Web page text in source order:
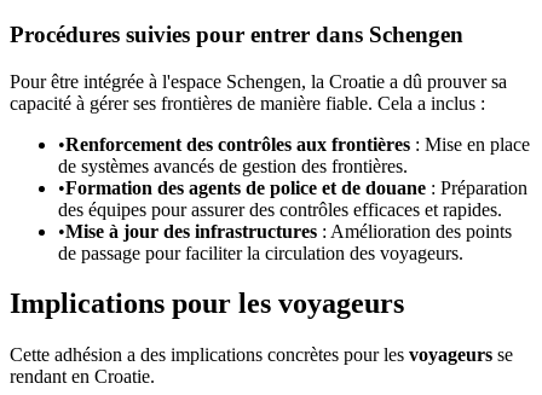
Procédures suivies pour entrer dans Schengen
Pour être intégrée à l'espace Schengen, la Croatie a dû prouver sa
capacité à gérer ses frontières de manière fiable. Cela a inclus :
•Renforcement des contrôles aux frontières : Mise en place
de systèmes avancés de gestion des frontières.
•Formation des agents de police et de douane : Préparation
des équipes pour assurer des contrôles efficaces et rapides.
•Mise à jour des infrastructures : Amélioration des points
de passage pour faciliter la circulation des voyageurs.
Implications pour les voyageurs
Cette adhésion a des implications concrètes pour les voyageurs se
rendant en Croatie.